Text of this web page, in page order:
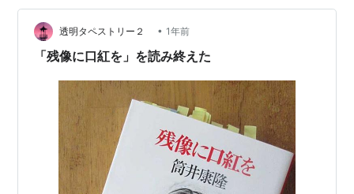
が、やがて、主人公の周りから、特定の**「一音（一文
字）」**が失われます。 最初は…
透明タペストリー２ • 1年前
「残像に口紅を」を読み終えた